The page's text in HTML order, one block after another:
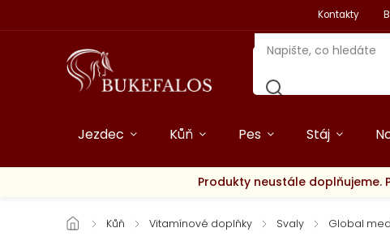
Kontakty
Jezdec Kůň Pes Stáj
Produkty neustále
/ Kůň / Vitamínové doplňky / Svaly / Global